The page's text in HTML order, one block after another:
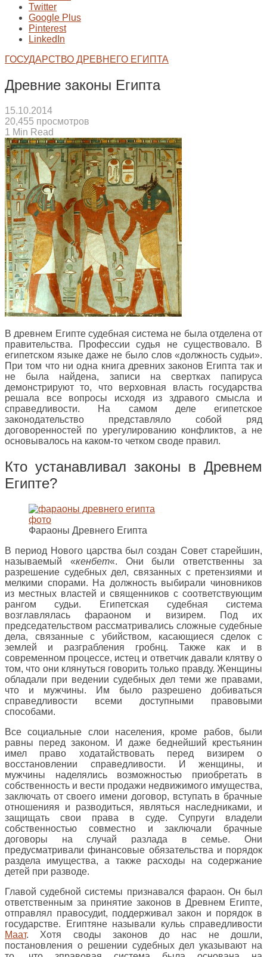
Twitter
Google Plus
Pinterest
LinkedIn
ГОСУДАРСТВО ДРЕВНЕГО ЕГИПТА
Древние законы Египта
15.10.2014
20,455 просмотров
1 Min Read
В древнем Египте судебная система не была отделена от
правительства. Профессии судья не существовало. В
египетском языке даже не было слов «должность судьи».
При том что ни одна книга древних законов Египта так и
не была найдена, записи на свертках папируса
демонстрируют то, что верховная власть государства
решала все вопросы исходя из здравого смысла и
справедливости. На самом деле египетское
законодательство представляло собой ряд
договоренностей по урегулированию конфликтов, а не
основывалось на каком-то четком своде правил.
Кто устанавливал законы в Древнем
Египте?
Фараоны Древнего Египта
В период Нового царства был создан Совет старейшин,
называемый «кенбет«. Они были ответственны за
разрешение судебных дел, связанных с претензиями и
мелкими спорами. На должность выбирали чиновников
из местных властей и священников с соответствующим
рангом судьи. Египетская судебная система
возглавлялась фараоном и визирем. Под их
председательством рассматривались сложные судебные
дела, связанные с убийством, касающиеся сделок с
землей и разграбления гробнц. Также как и в
современном процессе, истец и ответчик давали клятву о
том, что они клянуться говорить только правду. Женщины
обладали при ведении судебных дел теми же правами,
что и мужчины. Им было разрешено добиваться
справедливости всеми доступными правовыми
способами.
Все социальные слои населения, кроме рабов, были
равны перед законом. И даже беднейший крестьянин
имел право ходатайствовать перед визирем о
восстановлении справедливости. И женщины, и
мужчины наделялись возможностью приобретать в
собственность и вести продажи недвижимого имущества,
заключать от своего имени договор, вступать в брачные
отношенияя и разводиться, являться наследниками, и
защищать свои права в суде. Супруги владели
собственностью совместно и заключали брачные
договоры на случай разлада в семье. Они
предусматривали финансовые обязательства и порядок
раздела имущества, а также расходы на содержание
детей при разводе.
Главой судебной системы признавался фараон. Он был
ответственным за принятие законов в Древнем Египте,
отправлял правосудиt, поддерживал закон и порядок в
государстве. Египтяне называли кульь справедливости
Маат. Хотя своды законов до нас не дошли,
постановления о решении судебных дел указывают на